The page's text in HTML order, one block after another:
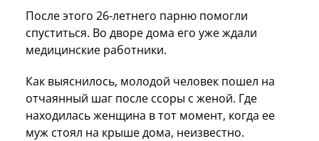
После этого 26-летнего парню помогли
спуститься. Во дворе дома его уже ждали
медицинские работники.
Как выяснилось, молодой человек пошел на
отчаянный шаг после ссоры с женой. Где
находилась женщина в тот момент, когда ее
муж стоял на крыше дома, неизвестно.